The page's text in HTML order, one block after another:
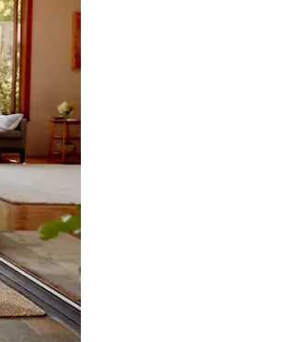
of swipen.